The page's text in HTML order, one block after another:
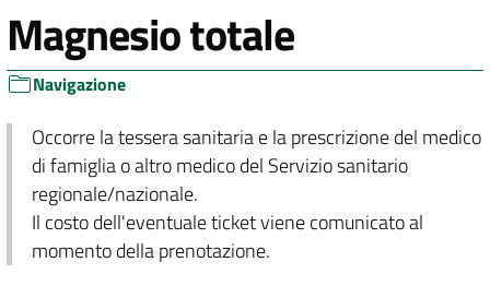
Magnesio totale
Navigazione
Occorre la tessera sanitaria e la prescrizione del medico
di famiglia o altro medico del Servizio sanitario
regionale/nazionale.
Il costo dell'eventuale ticket viene comunicato al
momento della prenotazione.